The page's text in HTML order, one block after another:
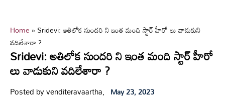
Home»Sridevi: అతిలోక సుందరి ని ఇంత మంది స్టార్ హీరో లు వాడుకుని
వదిలేశారా ?
Sridevi: అతిలోక సుందరి ని ఇంత మంది స్టార్ హీరో
లు వాడుకుని వదిలేశారా ?
Posted by venditeravaartha, May 23, 2023